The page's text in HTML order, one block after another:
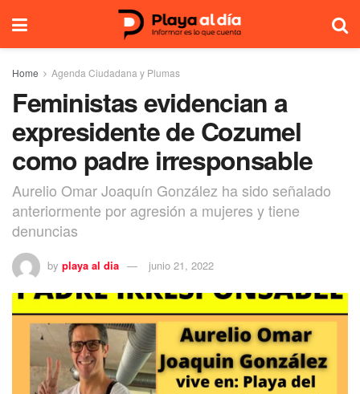
Home Agenda Ciudadana y Plumas
Feministas evidencian a
expresidente de Cozumel
como padre irresponsable
Aurelio Omar Joaquín González ha sido señalado
anteriormente por agresión a mujeres y tiene
denuncias
by playa al dia junio 21, 2022